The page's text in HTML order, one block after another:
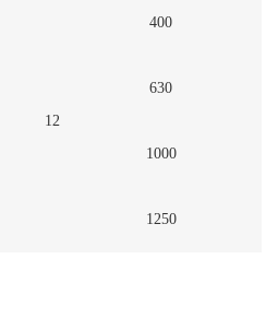
12
400
630
1000
1250